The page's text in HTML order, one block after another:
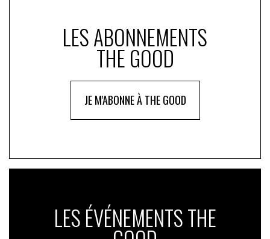
LES ABONNEMENTS
THE GOOD
JE M'ABONNE À THE GOOD
LES ÉVÉNEMENTS THE